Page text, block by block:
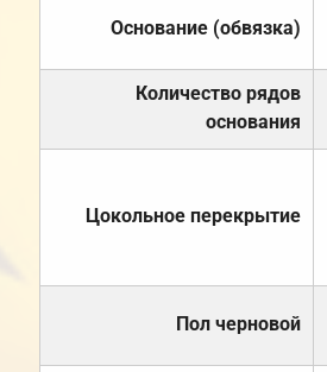
Основание (обвязка)
Количество рядов
основания
Цокольное перекрытие
Пол черновой